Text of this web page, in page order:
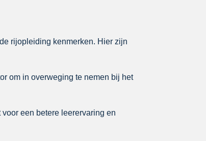
rijopleiding kenmerken. Hier zijn
om in overweging te nemen bij het
een betere leerervaring en